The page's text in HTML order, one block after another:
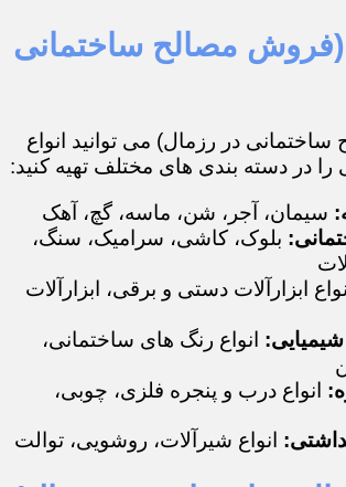
مصالح ساختمانی
در رزمال) می توانید انواع
در دسته بندی های مختلف تهیه کنید:
سیمان، آجر، شن، ماسه، گچ، آهک
بلوک، کاشی، سرامیک، سنگ،
ابزارآلات دستی و برقی، ابزارآلات
انواع رنگ های ساختمانی،
انواع درب و پنجره فلزی، چوبی،
انواع شیرآلات، روشویی، توالت